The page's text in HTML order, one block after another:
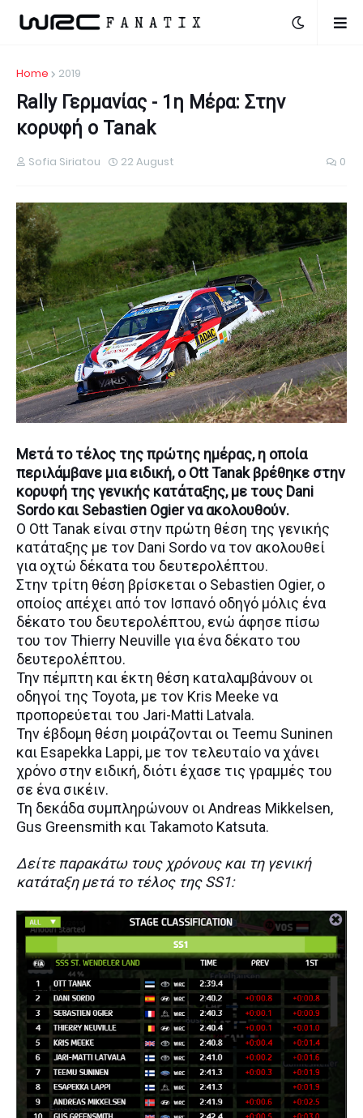
Home 2019
Rally Γερμανίας - 1η Μέρα: Στην
κορυφή ο Tanak
Sofia Siriatou 22 August 0
Μετά το τέλος της πρώτης ημέρας, η οποία
περιλάμβανε μια ειδική, o Ott Tanak βρέθηκε στην
κορυφή της γενικής κατάταξης, με τους Dani
Sordo και Sebastien Ogier να ακολουθούν.
Ο Ott Tanak είναι στην πρώτη θέση της γενικής
κατάταξης με τον Dani Sordo να τον ακολουθεί
για οχτώ δέκατα του δευτερολέπτου.
Στην τρίτη θέση βρίσκεται ο Sebastien Ogier, ο
οποίος απέχει από τον Ισπανό οδηγό μόλις ένα
δέκατο του δευτερολέπτου, ενώ άφησε πίσω
του τον Thierry Neuville για ένα δέκατο του
δευτερολέπτου.
Την πέμπτη και έκτη θέση καταλαμβάνουν οι
οδηγοί της Toyota, με τον Kris Meeke να
προπορεύεται του Jari-Matti Latvala.
Την έβδομη θέση μοιράζονται οι Teemu Suninen
και Esapekka Lappi, με τον τελευταίο να χάνει
χρόνο στην ειδική, διότι έχασε τις γραμμές του
σε ένα σικέιν.
Τη δεκάδα συμπληρώνουν οι Andreas Mikkelsen,
Gus Greensmith και Takamoto Katsuta.
Δείτε παρακάτω τους χρόνους και τη γενική
κατάταξη μετά το τέλος της SS1: